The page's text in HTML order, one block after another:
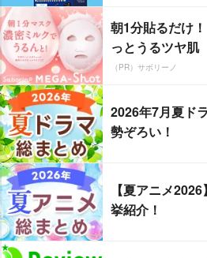
朝1分貼るだけ
っとうるツヤ肌
（PR）サボリーノ
2026年7月夏ド
勢ぞろい！
【夏アニメ
挙紹介！